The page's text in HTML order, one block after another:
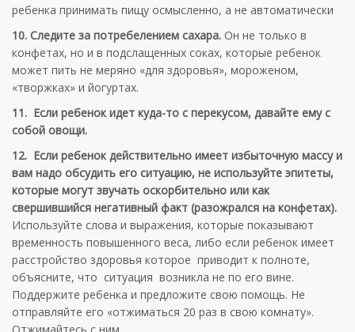
ребенка принимать пищу осмысленно, а не автоматически
10. Следите за потребелением сахара. Он не только в
конфетах, но и в подслащенных соках, которые ребенок
может пить не меряно «для здоровья», мороженом,
«творжках» и йогуртах.
11. Если ребенок идет куда-то с перекусом, давайте ему с
собой овощи.
12. Если ребенок действительно имеет избыточную массу и
вам надо обсудить его ситуацию, не используйте эпитеты,
которые могут звучать оскорбительно или как
свершившийся негативный факт (разожрался на конфетах).
Используйте слова и выражения, которые показывают
временность повышенного веса, либо если ребенок имеет
расстройство здоровья которое приводит к полноте,
объясните, что ситуация возникла не по его вине.
Поддержите ребенка и предложите свою помощь. Не
отправляйте его «отжиматься 20 раз в свою комнату».